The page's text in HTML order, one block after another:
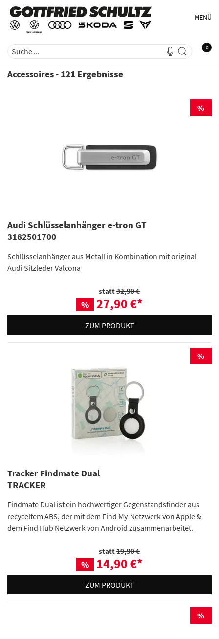
MENÜ
0
Accessoires- 121 Ergebnisse
%
Audi Schlüsselanhänger e-tron GT
3182501700
Schlüsselanhänger aus Metall in Kombination mit original
Audi Sitzleder Valcona
statt32,90 €
% 27,90 €*
ZUM PRODUKT
%
Tracker Findmate Dual
TRACKER
Findmate Dual ist ein hochwertiger Gegenstandsfinder aus
recyceltem ABS, der mit dem Find My-Netzwerk von Apple &
dem Find Hub Netzwerk von Android zusammenarbeitet.
statt19,90 €
% 14,90 €*
ZUM PRODUKT
%